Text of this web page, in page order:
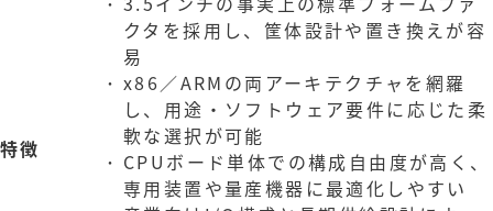
特徴
クタを採用し、筐体設計や置き換えが容
易
x86／ARMの両アーキテクチャを網羅
し、用途・ソフトウェア要件に応じた柔
軟な選択が可能
CPUボード単体での構成自由度が高く、
専用装置や量産機器に最適化しやすい